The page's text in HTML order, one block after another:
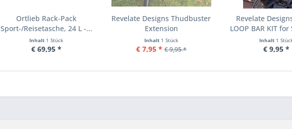
Ortlieb Rack-Pack
Sport-/Reisetasche, 24 L -...
Inhalt 1 Stück
€ 69,95 *
Revelate Designs Thudbuster
Extension
Inhalt 1 Stück
€ 7,95 * € 9,95 *
Revelate
LOOP BAR KIT
Inhalt 1
€ 9,95 *